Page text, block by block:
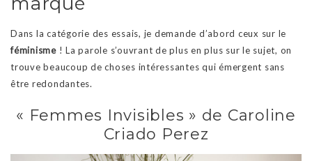
Dans la catégorie des essais, je demande d’abord ceux sur le
féminisme! La parole s’ouvrant de plus en plus sur le sujet, on
trouve beaucoup de choses intéressantes qui émergent sans
être redondantes.
« Femmes Invisibles » de Caroline
Criado Perez